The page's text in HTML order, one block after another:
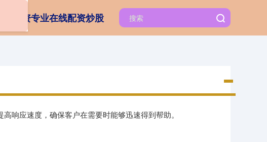
配资专业在线配资炒股
响应速度，确保客户在需要时能够迅速得到帮助。